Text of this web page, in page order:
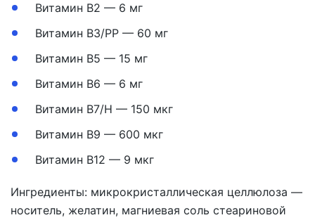
Витамин В2 — 6 мг
Витамин В3/РР — 60 мг
Витамин В5 — 15 мг
Витамин В6 — 6 мг
Витамин В7/Н — 150 мкг
Витамин В9 — 600 мкг
Витамин В12 — 9 мкг
Ингредиенты: микрокристаллическая целлюлоза —
носитель, желатин, магниевая соль стеариновой